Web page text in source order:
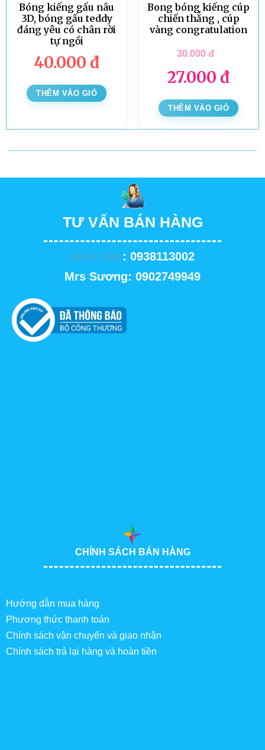
Bóng kiếng gấu nâu
3D, bóng gấu teddy
đáng yêu có chân rời
tự ngồi
40.000 đ
THÊM VÀO GIỎ
Bong bóng kiếng cúp
chiến thắng , cúp
vàng congratulation
30.000đ
27.000 đ
THÊM VÀO GIỎ
TƯ VẤN BÁN HÀNG
Miss Hảo: 0938113002
Mrs Sương: 0902749949
CHÍNH SÁCH BÁN HÀNG
Hướng dẫn mua hàng
Phương thức thanh toán
Chính sách vận chuyển và giao nhận
Chính sách trả lại hàng và hoàn tiền